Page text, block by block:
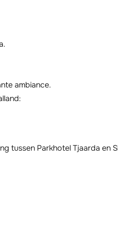
ambiance.
tussen Parkhotel Tjaarda en